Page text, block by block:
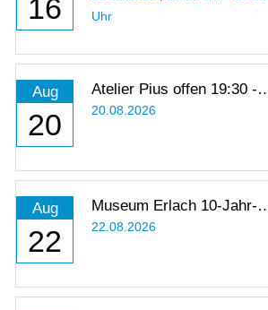
16
Uhr
Aug
20
Atelier Pius offen 19:30 -
21:00 Uhr
20.08.2026
Aug
22
Museum Erlach 10-Jahr-
Jubiläum
22.08.2026